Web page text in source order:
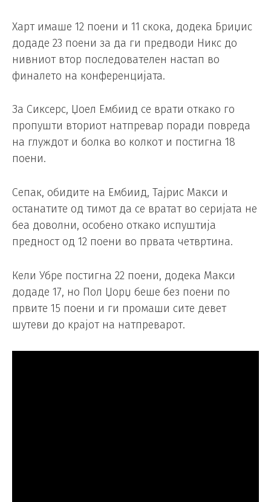
Харт имаше 12 поени и 11 скока, додека Бриџис
додаде 23 поени за да ги предводи Никс до
нивниот втор последователен настап во
финалето на конференцијата.
За Сиксерс, Џоел Ембиид се врати откако го
пропушти вториот натпревар поради повреда
на глуждот и болка во колкот и постигна 18
поени.
Сепак, обидите на Ембиид, Тајрис Макси и
останатите од тимот да се вратат во серијата не
беа доволни, особено откако испуштија
предност од 12 поени во првата четвртина.
Кели Убре постигна 22 поени, додека Макси
додаде 17, но Пол Џорџ беше без поени по
првите 15 поени и ги промаши сите девет
шутеви до крајот на натпреварот.